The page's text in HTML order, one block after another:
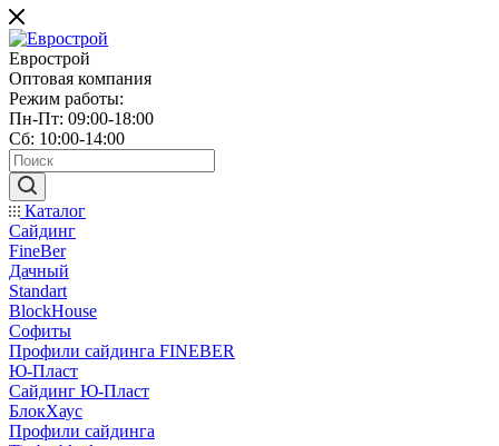
Еврострой
Оптовая компания
Режим работы:
Пн-Пт: 09:00-18:00
Сб: 10:00-14:00
Каталог
Сайдинг
FineBer
Дачный
Standart
BlockHouse
Софиты
Профили сайдинга FINEBER
Ю-Пласт
Сайдинг Ю-Пласт
БлокХаус
Профили сайдинга